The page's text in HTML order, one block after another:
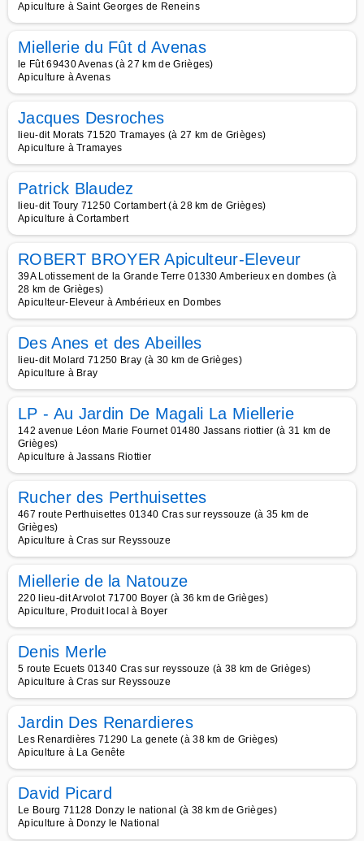
Apiculture à Saint Georges de Reneins
Miellerie du Fût d Avenas
le Fût 69430 Avenas (à 27 km de Grièges)
Apiculture à Avenas
Jacques Desroches
lieu-dit Morats 71520 Tramayes (à 27 km de Grièges)
Apiculture à Tramayes
Patrick Blaudez
lieu-dit Toury 71250 Cortambert (à 28 km de Grièges)
Apiculture à Cortambert
ROBERT BROYER Apiculteur-Eleveur
39A Lotissement de la Grande Terre 01330 Amberieux en dombes (à
28 km de Grièges)
Apiculteur-Eleveur à Ambérieux en Dombes
Des Anes et des Abeilles
lieu-dit Molard 71250 Bray (à 30 km de Grièges)
Apiculture à Bray
LP - Au Jardin De Magali La Miellerie
142 avenue Léon Marie Fournet 01480 Jassans riottier (à 31 km de
Grièges)
Apiculture à Jassans Riottier
Rucher des Perthuisettes
467 route Perthuisettes 01340 Cras sur reyssouze (à 35 km de
Grièges)
Apiculture à Cras sur Reyssouze
Miellerie de la Natouze
220 lieu-dit Arvolot 71700 Boyer (à 36 km de Grièges)
Apiculture, Produit local à Boyer
Denis Merle
5 route Ecuets 01340 Cras sur reyssouze (à 38 km de Grièges)
Apiculture à Cras sur Reyssouze
Jardin Des Renardieres
Les Renardières 71290 La genete (à 38 km de Grièges)
Apiculture à La Genête
David Picard
Le Bourg 71128 Donzy le national (à 38 km de Grièges)
Apiculture à Donzy le National